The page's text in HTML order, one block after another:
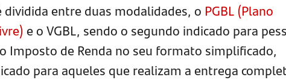
dividida entre duas modalidades, o PGBL (Plano
e o VGBL, sendo o segundo indicado para
Imposto de Renda no seu formato simplificado,
para aqueles que realizam a entrega